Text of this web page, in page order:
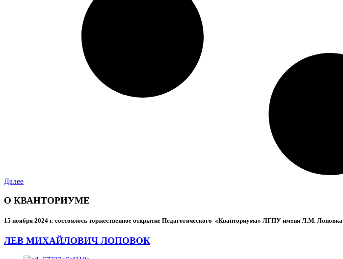
Далее
О КВАНТОРИУМЕ
15 ноября 2024 г. состоялось торжественное открытие Педагогического «Кванториума» ЛГПУ имени Л.М. Лоповка
ЛЕВ МИХАЙЛОВИЧ ЛОПОВОК